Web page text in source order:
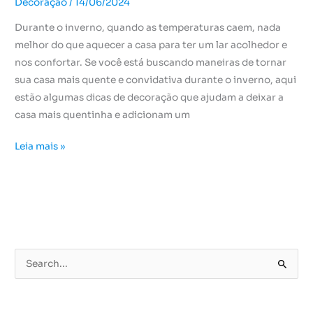
Decoração/14/06/2024
Durante o inverno, quando as temperaturas caem, nada
melhor do que aquecer a casa para ter um lar acolhedor e
nos confortar. Se você está buscando maneiras de tornar
sua casa mais quente e convidativa durante o inverno, aqui
estão algumas dicas de decoração que ajudam a deixar a
casa mais quentinha e adicionam um
Leia mais »
e